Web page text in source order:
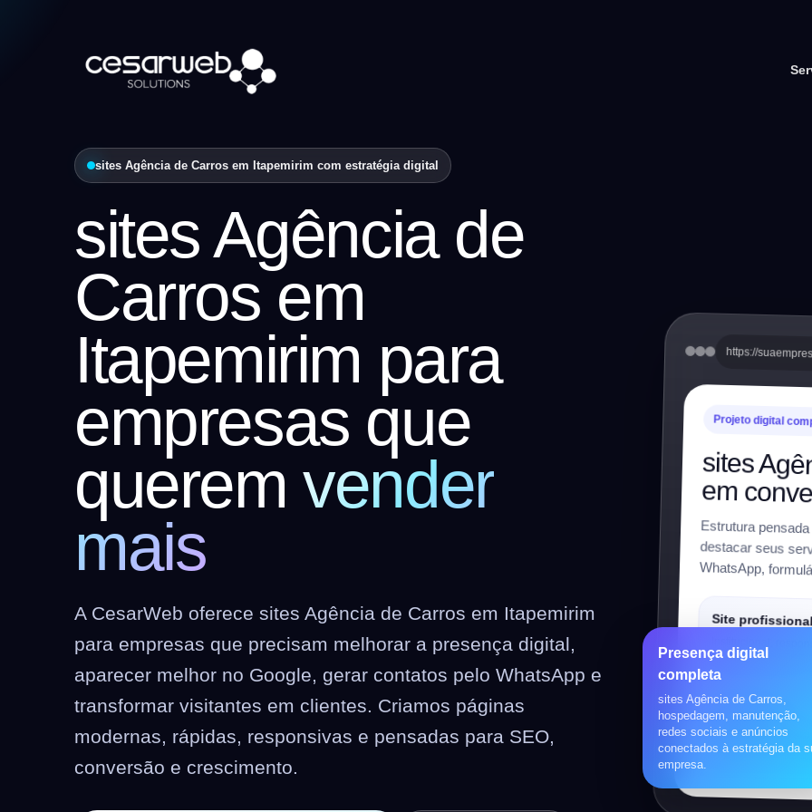
sites Agência de Carros em Itapemirim com estratégia digital
sites Agência de
Carros em
Itapemirim para
empresas que
queremvender
mais
A CesarWeb oferece sites Agência de Carros em Itapemirim
para empresas que precisam melhorar a presença digital,
aparecer melhor no Google, gerar contatos pelo WhatsApp e
transformar visitantes em clientes. Criamos páginas
modernas, rápidas, responsivas e pensadas para SEO,
conversão e crescimento.
https://
Projeto digital
sites
em
Estrutura
destacar seus
WhatsApp,
Site profissional
Institucional,
preparado para SEO.
Loja virtual
WooCommerce,
pagamentos, frete e
Presença digital
completa
sites Agência de Carros,
hospedagem, manutenção,
redes sociais e anúncios
conectados à estratégia da
empresa.